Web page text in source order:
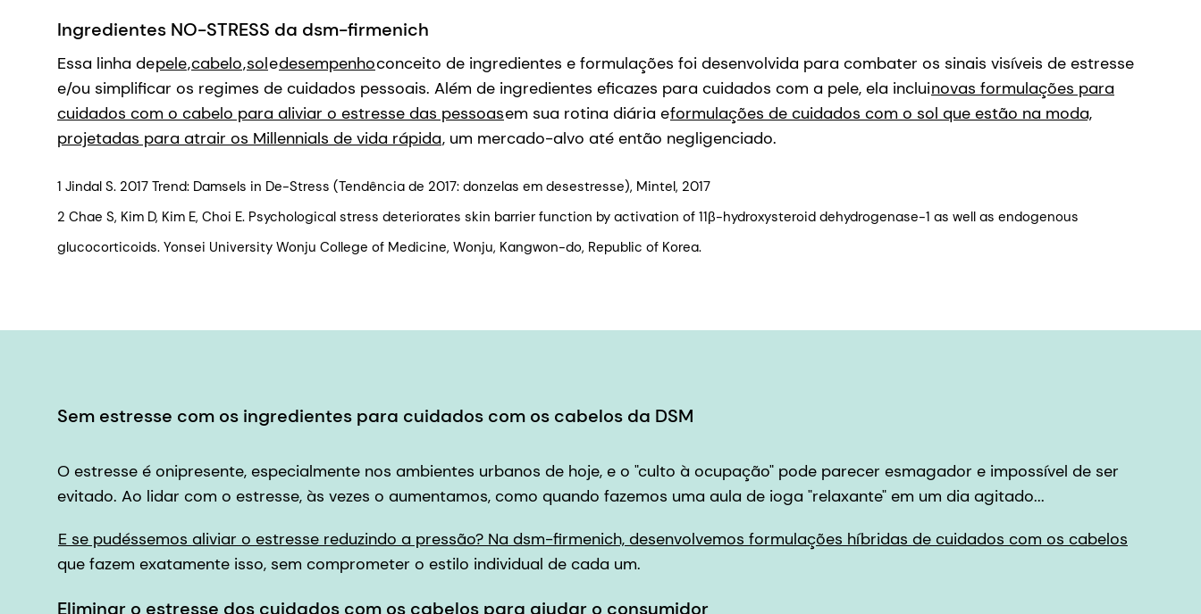
Ingredientes NO-STRESS da dsm-firmenich
Essa linha depele,cabelo,soledesempenhoconceito de ingredientes e formulações foi desenvolvida para combater os sinais visíveis de estresse
e/ou simplificar os regimes de cuidados pessoais. Além de ingredientes eficazes para cuidados com a pele, ela incluinovas formulações para
cuidados com o cabelo para aliviar o estresse das pessoasem sua rotina diária eformulações de cuidados com o sol que estão na moda,
projetadas para atrair os Millennials de vida rápida, um mercado-alvo até então negligenciado.
1 Jindal S. 2017 Trend: Damsels in De-Stress (Tendência de 2017: donzelas em desestresse), Mintel, 2017
2 Chae S, Kim D, Kim E, Choi E. Psychological stress deteriorates skin barrier function by activation of 11β-hydroxysteroid dehydrogenase-1 as well as endogenous
glucocorticoids. Yonsei University Wonju College of Medicine, Wonju, Kangwon-do, Republic of Korea.
Sem estresse com os ingredientes para cuidados com os cabelos da DSM
O estresse é onipresente, especialmente nos ambientes urbanos de hoje, e o "culto à ocupação" pode parecer esmagador e impossível de ser
evitado. Ao lidar com o estresse, às vezes o aumentamos, como quando fazemos uma aula de ioga "relaxante" em um dia agitado...
E se pudéssemos aliviar o estresse reduzindo a pressão? Na dsm-firmenich, desenvolvemos formulações híbridas de cuidados com os cabelos
que fazem exatamente isso, sem comprometer o estilo individual de cada um.
Eliminar o estresse dos cuidados com os cabelos para ajudar o consumidor